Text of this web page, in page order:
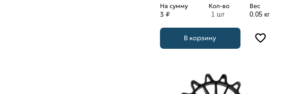
На сумму
3 ₽
Кол-во
1 шт
Вес
0.05 кг
В корзину